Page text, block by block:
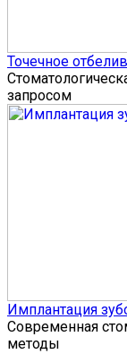
Точечное
запросом
Имплантация
Современная
методы